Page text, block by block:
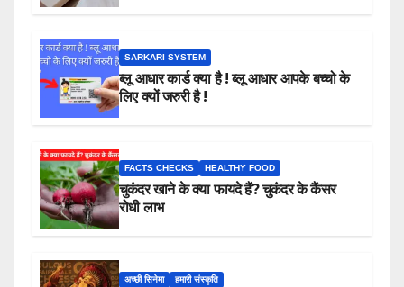
SARKARI SYSTEM
ब्लू आधार कार्ड क्या है ! ब्लू आधार आपके बच्चो के
लिए क्यों जरुरी है !
FACTS CHECKS HEALTHY FOOD
चुकंदर खाने के क्या फायदे हैं? चुकंदर के कैंसर
रोधी लाभ
अच्छी सिनेमा हमारी संस्कृति